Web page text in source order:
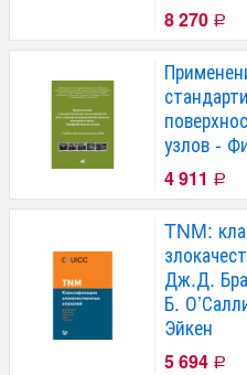
8 270 Р
узлов -
4 911 Р
TNM:
Дж.Д.
Б.
Эйкен
5 694 Р